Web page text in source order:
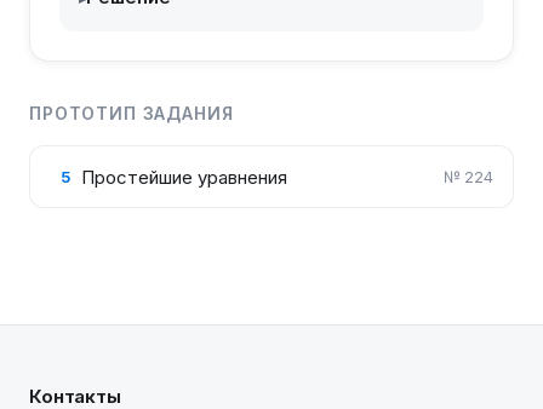
ПРОТОТИП ЗАДАНИЯ
5 Простейшие уравнения № 224
Контакты